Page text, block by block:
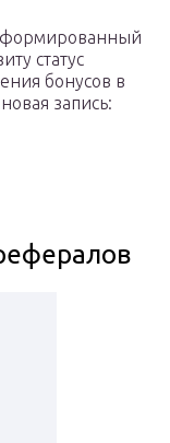
статус
бонусов в
запись: